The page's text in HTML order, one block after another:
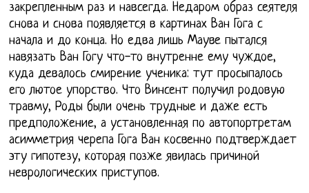
закрепленным раз и навсегда. Недаром образ сеятеля
снова и снова появляется в картинах Ван Гога с
начала и до конца. Но едва лишь Мауве пытался
навязать Ван Гогу что-то внутренне ему чуждое,
куда девалось смирение ученика: тут просыпалось
его лютое упорство. Что Винсент получил родовую
травму, Роды были очень трудные и даже есть
предположение, а установленная по автопортретам
асимметрия черепа Гога Ван косвенно подтверждает
эту гипотезу, которая позже явилась причиной
неврологических приступов.